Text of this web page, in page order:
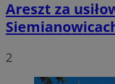
Areszt za
2